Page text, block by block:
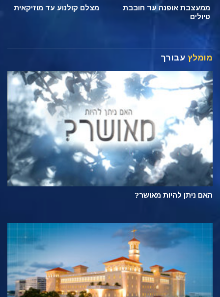
ממעצבת אופנה עד חובבת
טיולים
מצלם קולנוע עד מוזיקאית
מומלץ עבורך
האם ניתן להיות מאושר?